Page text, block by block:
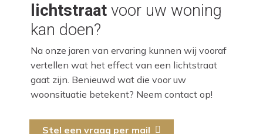
lichtstraat voor uw woning
kan doen?
Na onze jaren van ervaring kunnen wij vooraf
vertellen wat het effect van een lichtstraat
gaat zijn. Benieuwd wat die voor uw
woonsituatie betekent? Neem contact op!
Stel een vraag per mail